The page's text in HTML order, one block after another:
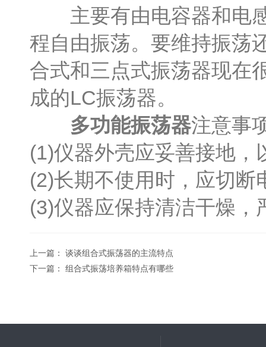
主要有由电容器和电感
程自由振荡。要维持振荡
合式和三点式振荡器现在
成的LC振荡器。
多功能振荡器注意事
(1)仪器外壳应妥善接地，
(2)长期不使用时，应切
(3)仪器应保持清洁干燥
上一篇： 谈谈组合式振荡器的主流特点
下一篇： 组合式振荡培养箱特点有哪些